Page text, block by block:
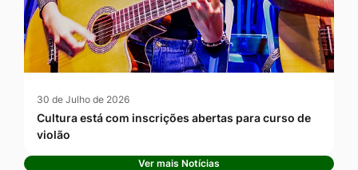
30 de Julho de 2026
Cultura está com inscrições abertas para curso de
violão
Ver mais Notícias